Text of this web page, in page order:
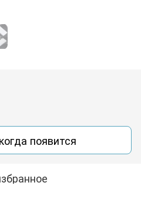
появится